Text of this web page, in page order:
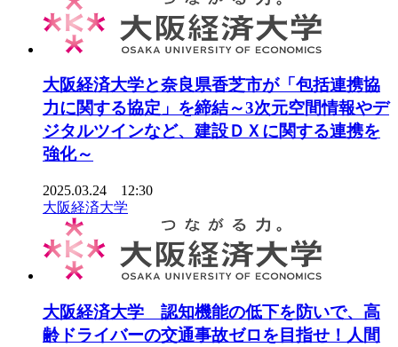
大阪経済大学と奈良県香芝市が「包括連携協
力に関する協定」を締結～3次元空間情報やデ
ジタルツインなど、建設ＤＸに関する連携を
強化～
2025.03.24 12:30
大阪経済大学
大阪経済大学 認知機能の低下を防いで、高
齢ドライバーの交通事故ゼロを目指せ！人間